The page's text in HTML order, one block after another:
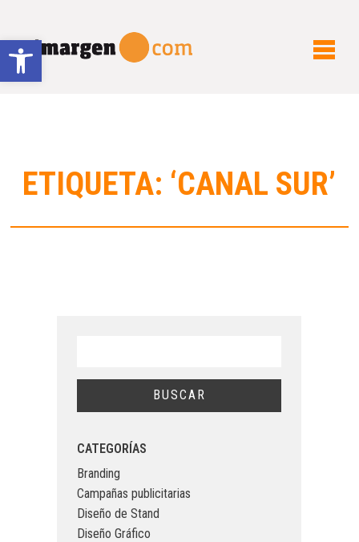
Abrir barra de herramientas
ETIQUETA: ‘CANAL SUR’
CATEGORÍAS
Branding
Campañas publicitarias
Diseño de Stand
Diseño Gráfico